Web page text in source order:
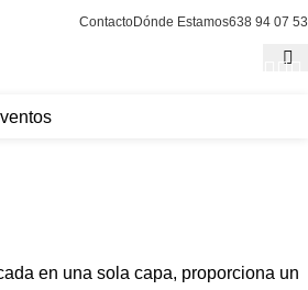
ContactoDónde Estamos638 94 07 53
en una sola capa, proporciona un